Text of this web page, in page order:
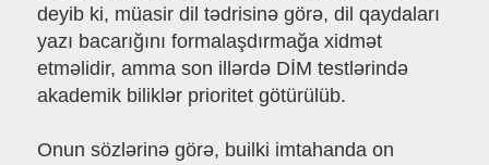
deyib ki, müasir dil tədrisinə görə, dil qaydaları
yazı bacarığını formalaşdırmağa xidmət
etməlidir, amma son illərdə DİM testlərində
akademik biliklər prioritet götürülüb.
Onun sözlərinə görə, builki imtahanda on